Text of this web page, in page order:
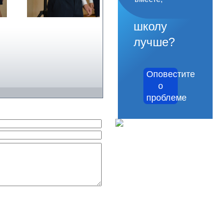
школу
лучше?
Оповестите
о
проблеме